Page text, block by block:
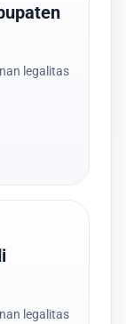
legalitas
legalitas